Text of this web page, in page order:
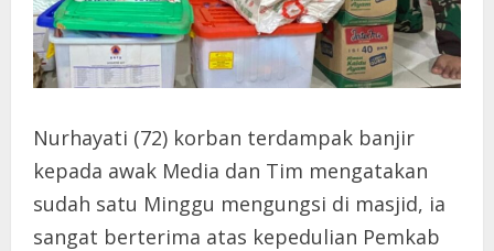
Nurhayati (72) korban terdampak banjir
kepada awak Media dan Tim mengatakan
sudah satu Minggu mengungsi di masjid, ia
sangat berterima atas kepedulian Pemkab